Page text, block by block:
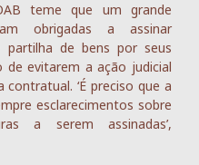
teme que um grande
obrigadas a assinar
partilha de bens por seus
evitarem a ação judicial
‘É preciso que a
esclarecimentos sobre
a serem assinadas’,